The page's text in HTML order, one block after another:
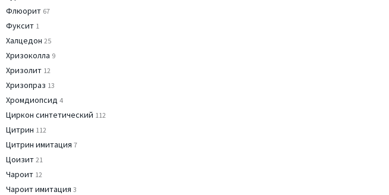
Флюорит 67
Фуксит 1
Халцедон 25
Хризоколла 9
Хризолит 12
Хризопраз 13
Хромдиопсид 4
Циркон синтетический 112
Цитрин 112
Цитрин имитация 7
Цоизит 21
Чароит 12
Чароит имитация 3